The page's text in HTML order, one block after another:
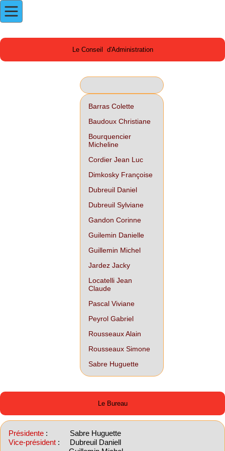
Le Conseil d'Administration
Barras Colette
Baudoux Christiane
Bourquencier
Micheline
Cordier Jean Luc
Dimkosky Françoise
Dubreuil Daniel
Dubreuil Sylviane
Gandon Corinne
Guilemin Danielle
Guillemin Michel
Jardez Jacky
Locatelli Jean
Claude
Pascal Viviane
Peyrol Gabriel
Rousseaux Alain
Rousseaux Simone
Sabre Huguette
Le Bureau
Présidente : Sabre Huguette
Vice-président : Dubreuil Daniell